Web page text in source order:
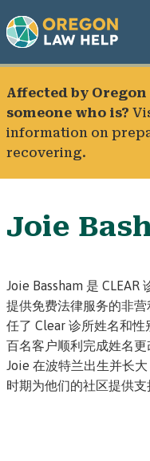
Affected by
someone who is?
information on
recovering.
Joie
Joie Bassham 是
提供免费法律服务的非
任了 Clear 诊所姓名和性
百名客户顺利完成姓名更
Joie 在波特兰出生并长
时期为他们的社区提供支